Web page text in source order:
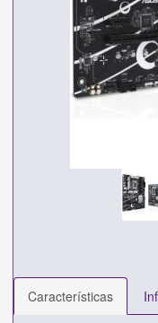
Características